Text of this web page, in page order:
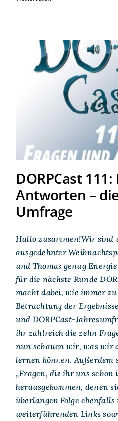
DORPCast
Antworten
DORPCast
Antworten –
Umfrage
Hallo zusammen!Wir sind
ausgedehnter
und Thomas genug
für die nächste Runde
macht dabei, wie immer zu
Betrachtung der
und DORPCast-
ihr zahlreich die zehn
nun schauen wir, was wir
lernen können. Außerdem
„Fragen, die ihr uns
herausgekommen, denen
überlangen Folge
weiterführenden Links